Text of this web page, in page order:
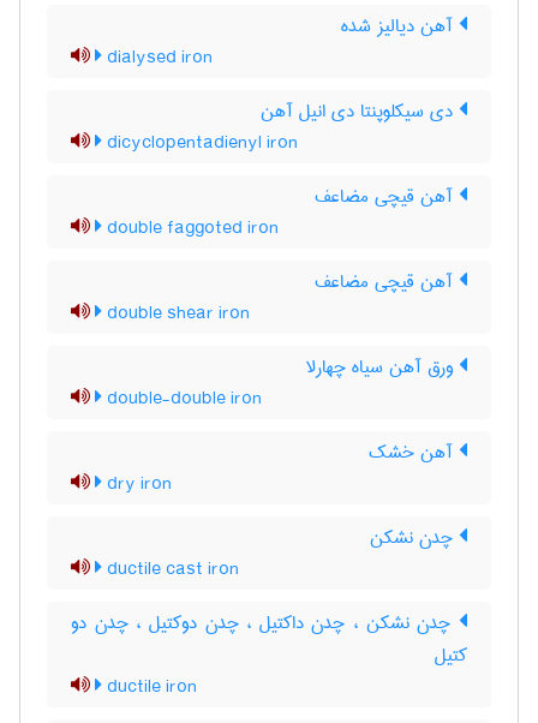
آهن دیالیز شده
dialysed iron
دی سیکلوپنتا دی انیل آهن
dicyclopentadienyl iron
آهن قیچی مضاعف
double faggoted iron
آهن قیچی مضاعف
double shear iron
ورق آهن سیاه چهارلا
double-double iron
آهن خشک
dry iron
چدن نشکن
ductile cast iron
چدن نشکن ، چدن داکتیل ، چدن دوکتیل ، چدن دو
کتیل
ductile iron